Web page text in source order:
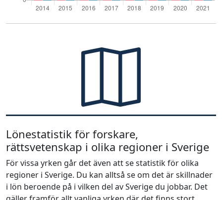
Lönestatistik för forskare,
rättsvetenskap i olika regioner i Sverige
För vissa yrken går det även att se statistik för olika
regioner i Sverige. Du kan alltså se om det är skillnader
i lön beroende på i vilken del av Sverige du jobbar. Det